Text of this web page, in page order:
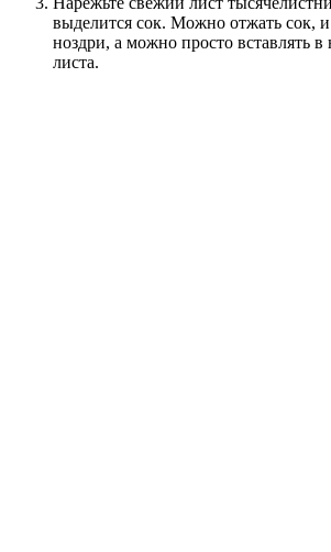
выделится сок. Можно отжать сок, и
ноздри, а можно просто вставлять в
листа.